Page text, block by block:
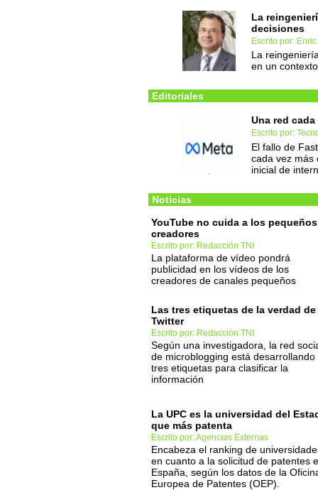
La
decisiones
Escrito por:
La
en un
Editoriales
Una red
Escrito por:
El fallo de
cada vez más
inicial de
Noticias
YouTube no cuida a los pequeños
creadores
Escrito por: Redacción TNI
La plataforma de vídeo pondrá
publicidad en los vídeos de los
creadores de canales pequeños
Las tres etiquetas de la verdad de
Twitter
Escrito por: Redacción TNI
Según una investigadora, la red
de microblogging está desarrollando
tres etiquetas para clasificar la
información
La UPC es la universidad del
que más patenta
Escrito por: Agencias Externas
Encabeza el ranking de
en cuanto a la solicitud de patentes
España, según los datos de la
Europea de Patentes (OEP).